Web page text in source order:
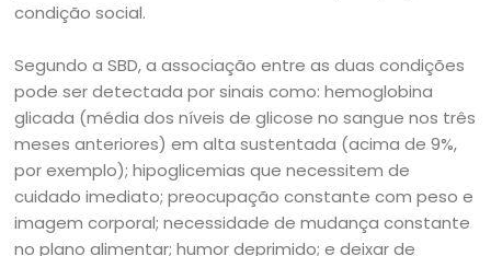
condição social.
Segundo a SBD, a associação entre as duas condições
pode ser detectada por sinais como: hemoglobina
glicada (média dos níveis de glicose no sangue nos três
meses anteriores) em alta sustentada (acima de 9%,
por exemplo); hipoglicemias que necessitem de
cuidado imediato; preocupação constante com peso e
imagem corporal; necessidade de mudança constante
no plano alimentar; humor deprimido; e deixar de